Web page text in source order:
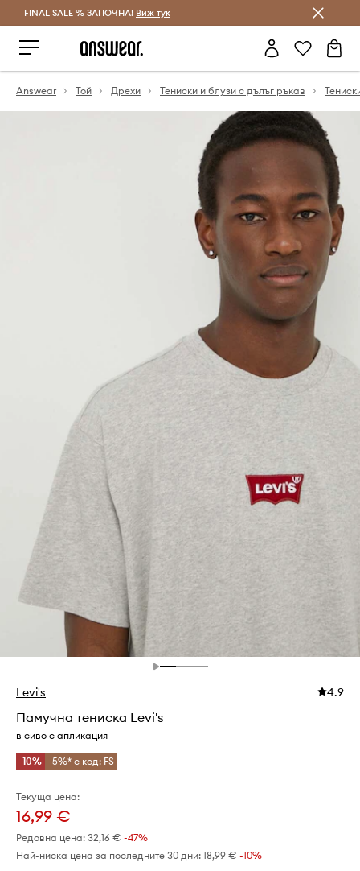
Спестявай с Answear Club
FINAL SALE % ЗАПОЧНА! Виж тук
Answear Той Дрехи Тениски и блузи с дълъг ръкав
Levi's 4.9
Памучна тениска Levi's
в сиво с апликация
-10% -5%* с код: FS
Текуща цена:
16,99 €
Редовна цена: 32,16 € -47%
Най-ниска цена за последните 30 дни: 18,99 € -10%